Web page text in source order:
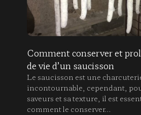
Comment conserver et
de vie d’un saucisson
Le saucisson est une
incontournable, cependant,
saveurs et sa texture, il est
comment le conserver…